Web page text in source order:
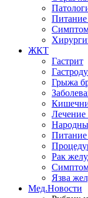
Питание
ЖКТ
Гастрит
Грыжа
Рак
Язва
Мед.Новости